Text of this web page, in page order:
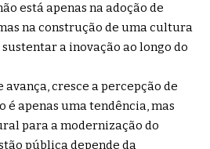
está apenas na adoção de
na construção de uma cultura
a inovação ao longo do
avança, cresce a percepção de
é apenas uma tendência, mas
para a modernização do
pública depende da